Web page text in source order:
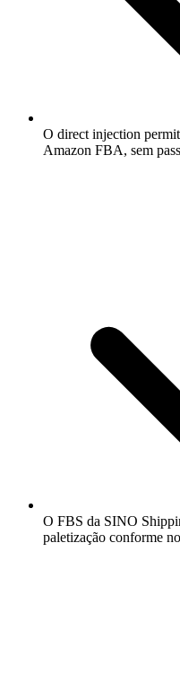
O direct injection
Amazon FBA, sem
O FBS da SINO
paletização conforme